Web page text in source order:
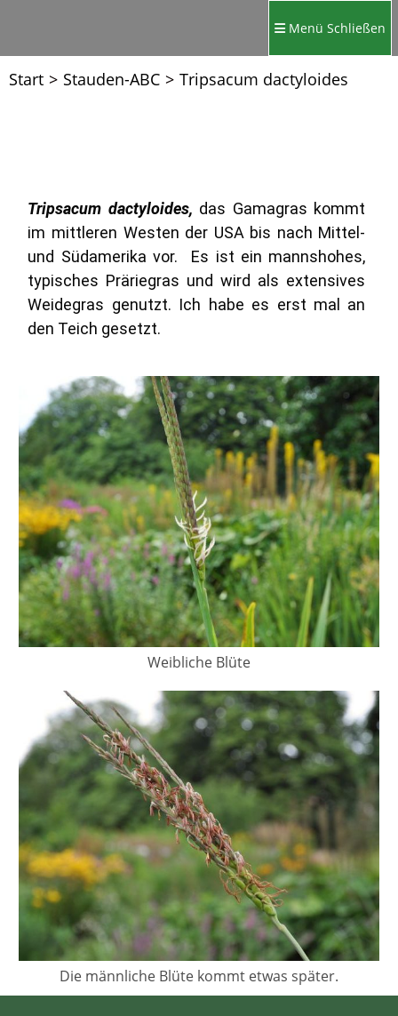
Menü Schließen
Start > Stauden-ABC > Tripsacum dactyloides
Tripsacum dactyloides, das Gamagras kommt
im mittleren Westen der USA bis nach Mittel-
und Südamerika vor. Es ist ein mannshohes,
typisches Präriegras und wird als extensives
Weidegras genutzt. Ich habe es erst mal an
den Teich gesetzt.
Weibliche Blüte
Die männliche Blüte kommt etwas später.